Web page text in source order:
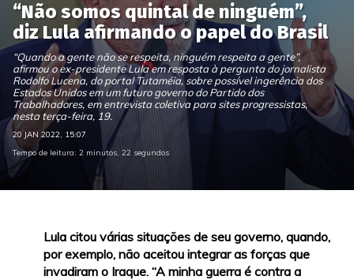
“Não somos quintal de ninguém”,
diz Lula afirmando o papel do Brasil
“Quando a gente não se respeita, ninguém respeita a gente”,
afirmou o ex-presidente Lula em resposta à pergunta do jornalista
Rodolfo Lucena, do portal Tutaméia, sobre possível ingerência dos
Estados Unidos em um futuro governo do Partido dos
Trabalhadores, em entrevista coletiva para sites progressistas,
nesta terça-feira, 19.
20 JAN 2022, 15:07
Tempo de leitura: 2 minutos, 22 segundos
Lula citou várias situações de seu governo, quando,
por exemplo, não aceitou integrar as forças que
invadiram o Iraque. “A minha guerra é contra a